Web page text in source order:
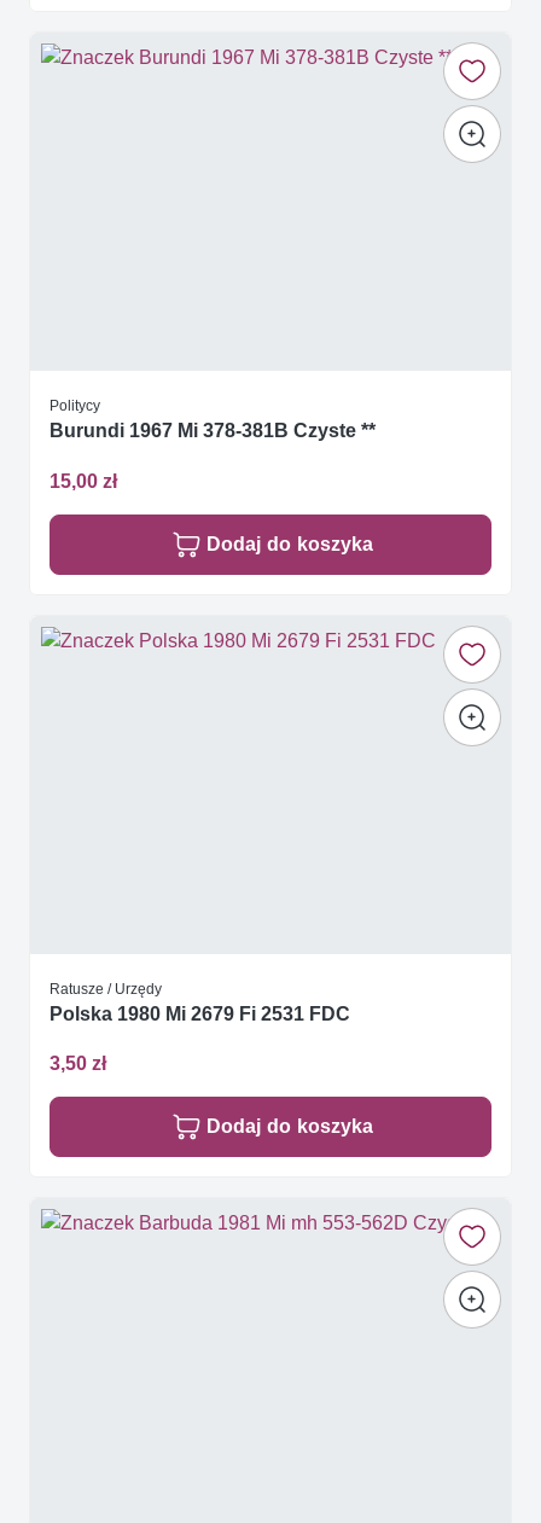
Politycy
Burundi 1967 Mi 378-381B Czyste **
15,00 zł
Dodaj do koszyka
Ratusze / Urzędy
Polska 1980 Mi 2679 Fi 2531 FDC
3,50 zł
Dodaj do koszyka